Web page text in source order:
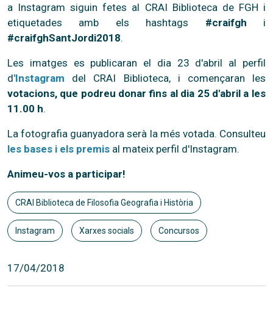
a Instagram siguin fetes al CRAI Biblioteca de FGH i
etiquetades amb els hashtags #craifgh i
#craifghSantJordi2018.
Les imatges es publicaran el dia 23 d'abril al perfil
d'Instagram del CRAI Biblioteca, i començaran les
votacions, que podreu donar fins al dia 25 d'abril a les
11.00 h.
La fotografia guanyadora serà la més votada. Consulteu
les bases i els premis al mateix perfil d'Instagram.
Animeu-vos a participar!
CRAI Biblioteca de Filosofia Geografia i Història
Instagram Xarxes socials Concursos
17/04/2018